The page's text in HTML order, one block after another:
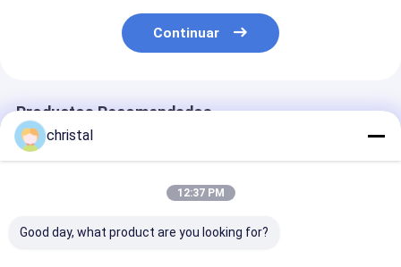
Continuar
Productos Recomendados
christal
12:37 PM
Good day, what product are you looking for?